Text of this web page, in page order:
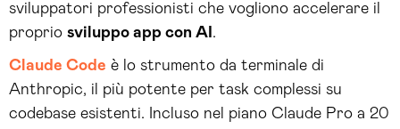
sviluppatori professionisti che vogliono accelerare il
proprio sviluppo app con AI .
Claude Code è lo strumento da terminale di
Anthropic, il più potente per task complessi su
codebase esistenti. Incluso nel piano Claude Pro a 20